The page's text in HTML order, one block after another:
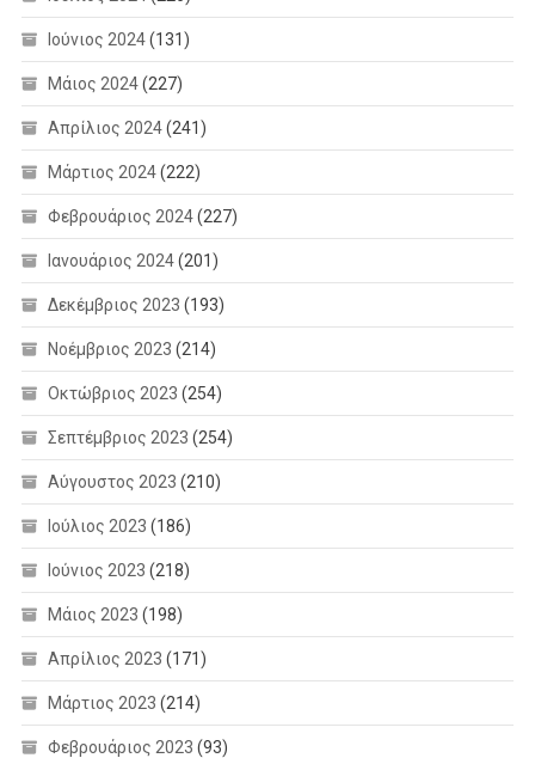
Ιούνιος 2024(131)
Μάιος 2024(227)
Απρίλιος 2024(241)
Μάρτιος 2024(222)
Φεβρουάριος 2024(227)
Ιανουάριος 2024(201)
Δεκέμβριος 2023 (193)
Νοέμβριος 2023 (214)
Οκτώβριος 2023 (254)
Σεπτέμβριος 2023 (254)
Αύγουστος 2023 (210)
Ιούλιος 2023 (186)
Ιούνιος 2023 (218)
Μάιος 2023 (198)
Απρίλιος 2023 (171)
Μάρτιος 2023 (214)
Φεβρουάριος 2023 (93)